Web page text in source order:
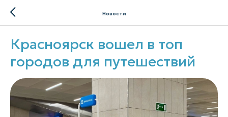
Новости
Красноярск вошел в топ
городов для путешествий